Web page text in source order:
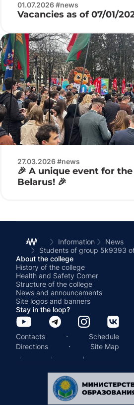
01.07.2026 #news
Vacancies as of 07/01/
27.03.2026 #news
🎉 A unique event for
Belarus! 🎉
Information
News
About the college
History of the college
Health and Safety Corner
Structure of the college
News and announcements
Site logos and banners
Stay in the loop?
Contacts ·
Schedule
Directions
· Site Map